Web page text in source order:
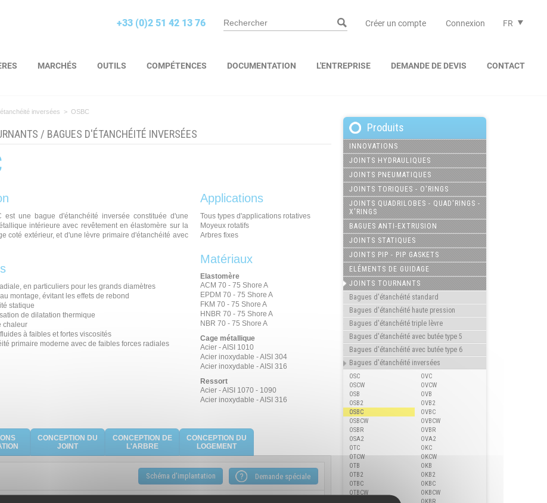
FR
Créer un compte Connexion
+33 (0)2 51 42 13 76
MARCHÉS OUTILS COMPÉTENCES DOCUMENTATION L'ENTREPRISE DEMANDE DE DEVIS CONTACT
inversées > OSBC
/ BAGUES D'ÉTANCHÉITÉ INVERSÉES
est une bague d'étanchéité inversée constituée d'une
intérieure avec revêtement en élastomère sur la
coté extérieur, et d'une lèvre primaire d'étanchéité avec
en particuliers pour les grands diamètres
montage, évitant les effets de rebond
statique
de dilatation thermique
chaleur
à faibles et fortes viscosités
primaire moderne avec de faibles forces radiales
Applications
Tous types d'applications rotatives
Moyeux rotatifs
Arbres fixes
Matériaux
Elastomère
ACM 70 - 75 Shore A
EPDM 70 - 75 Shore A
FKM 70 - 75 Shore A
HNBR 70 - 75 Shore A
NBR 70 - 75 Shore A
Cage métallique
Acier - AISI 1010
Acier inoxydable - AISI 304
Acier inoxydable - AISI 316
Ressort
Acier - AISI 1070 - 1090
Acier inoxydable - AISI 316
CONCEPTION DU
JOINT
CONCEPTION DE
L'ARBRE
CONCEPTION DU
LOGEMENT
Schéma d'implantation
Produits
INNOVATIONS
JOINTS HYDRAULIQUES
JOINTS PNEUMATIQUES
JOINTS TORIQUES - O'RINGS
JOINTS QUADRILOBES - QUAD'RINGS -
X'RINGS
BAGUES ANTI-EXTRUSION
JOINTS STATIQUES
JOINTS PIP - PIP GASKETS
ELÉMENTS DE GUIDAGE
JOINTS TOURNANTS
Bagues d'étanchéité standard
Bagues d'étanchéité haute pression
Bagues d'étanchéité triple lèvre
Bagues d'étanchéité avec butée type 5
Bagues d'étanchéité avec butée type 6
Bagues d'étanchéité inversées
OSC
OSCW
OSB
OSB2
OSBC
OSBCW
OSBR
OSA2
OTC
OTCW
OTB
OTB2
OTBC
OTBCW
OVC
OVCW
OVB
OVB2
OVBC
OVBCW
OVBR
OVA2
OKC
OKCW
OKB
OKB2
OKBC
OKBCW